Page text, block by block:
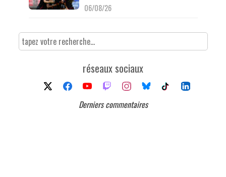
06/08/26
réseaux sociaux
Derniers commentaires